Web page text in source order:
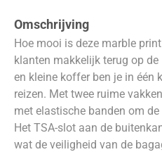
Omschrijving
Hoe mooi is deze marble
klanten makkelijk terug op
en kleine koffer ben je in één
reizen. Met twee ruime
met elastische banden om
Het TSA-slot aan de
wat de veiligheid van de